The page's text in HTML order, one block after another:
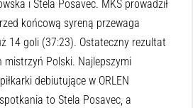
i Stela Posavec. MKS prowadził
końcową syreną przewaga
14 goli (37:23). Ostateczny rezultat
Polski. Najlepszymi
debiutujące w ORLEN
to Stela Posavec, a